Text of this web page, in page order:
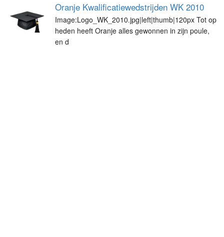
Oranje Kwalificatiewedstrijden WK 2010
Image:Logo_WK_2010.jpg|left|thumb|120px Tot op
heden heeft Oranje alles gewonnen in zijn poule,
en d